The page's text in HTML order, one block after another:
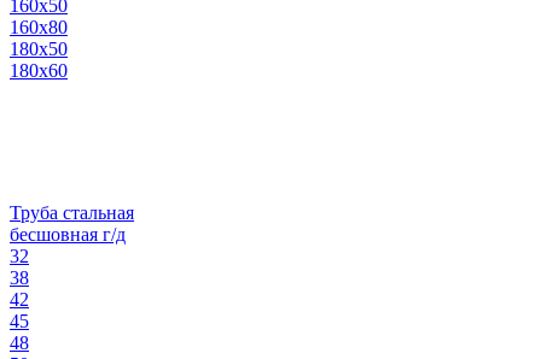
160х50
160х80
180х50
180х60
Труба стальная
бесшовная г/д
32
38
42
45
48